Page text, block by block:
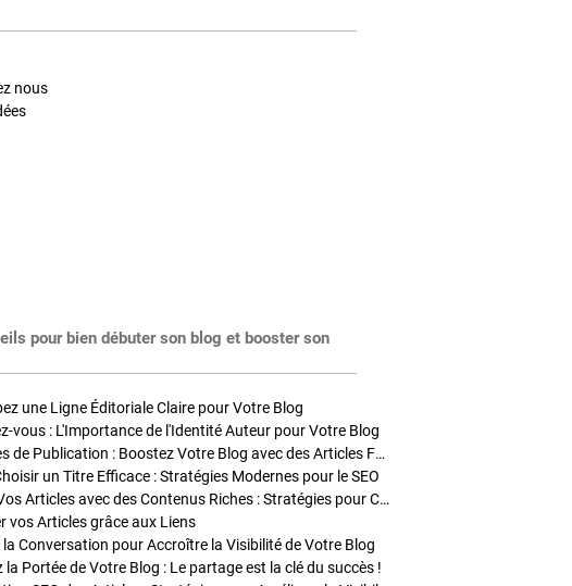
nous
pour bien débuter son blog et booster son
une Ligne Éditoriale Claire pour Votre Blog
vous : L'Importance de l'Identité Auteur pour Votre Blog
Stratégies de Publication : Boostez Votre Blog avec des Articles Fréquents et Exclusifs
un Titre Efficace : Stratégies Modernes pour le SEO
Enrichir Vos Articles avec des Contenus Riches : Stratégies pour Captiver et Optimiser
vos Articles grâce aux Liens
la Conversation pour Accroître la Visibilité de Votre Blog
la Portée de Votre Blog : Le partage est la clé du succès !